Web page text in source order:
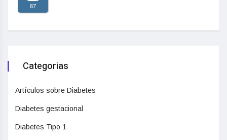
87
Categorias
Artículos sobre Diabetes
Diabetes gestacional
Diabetes Tipo 1